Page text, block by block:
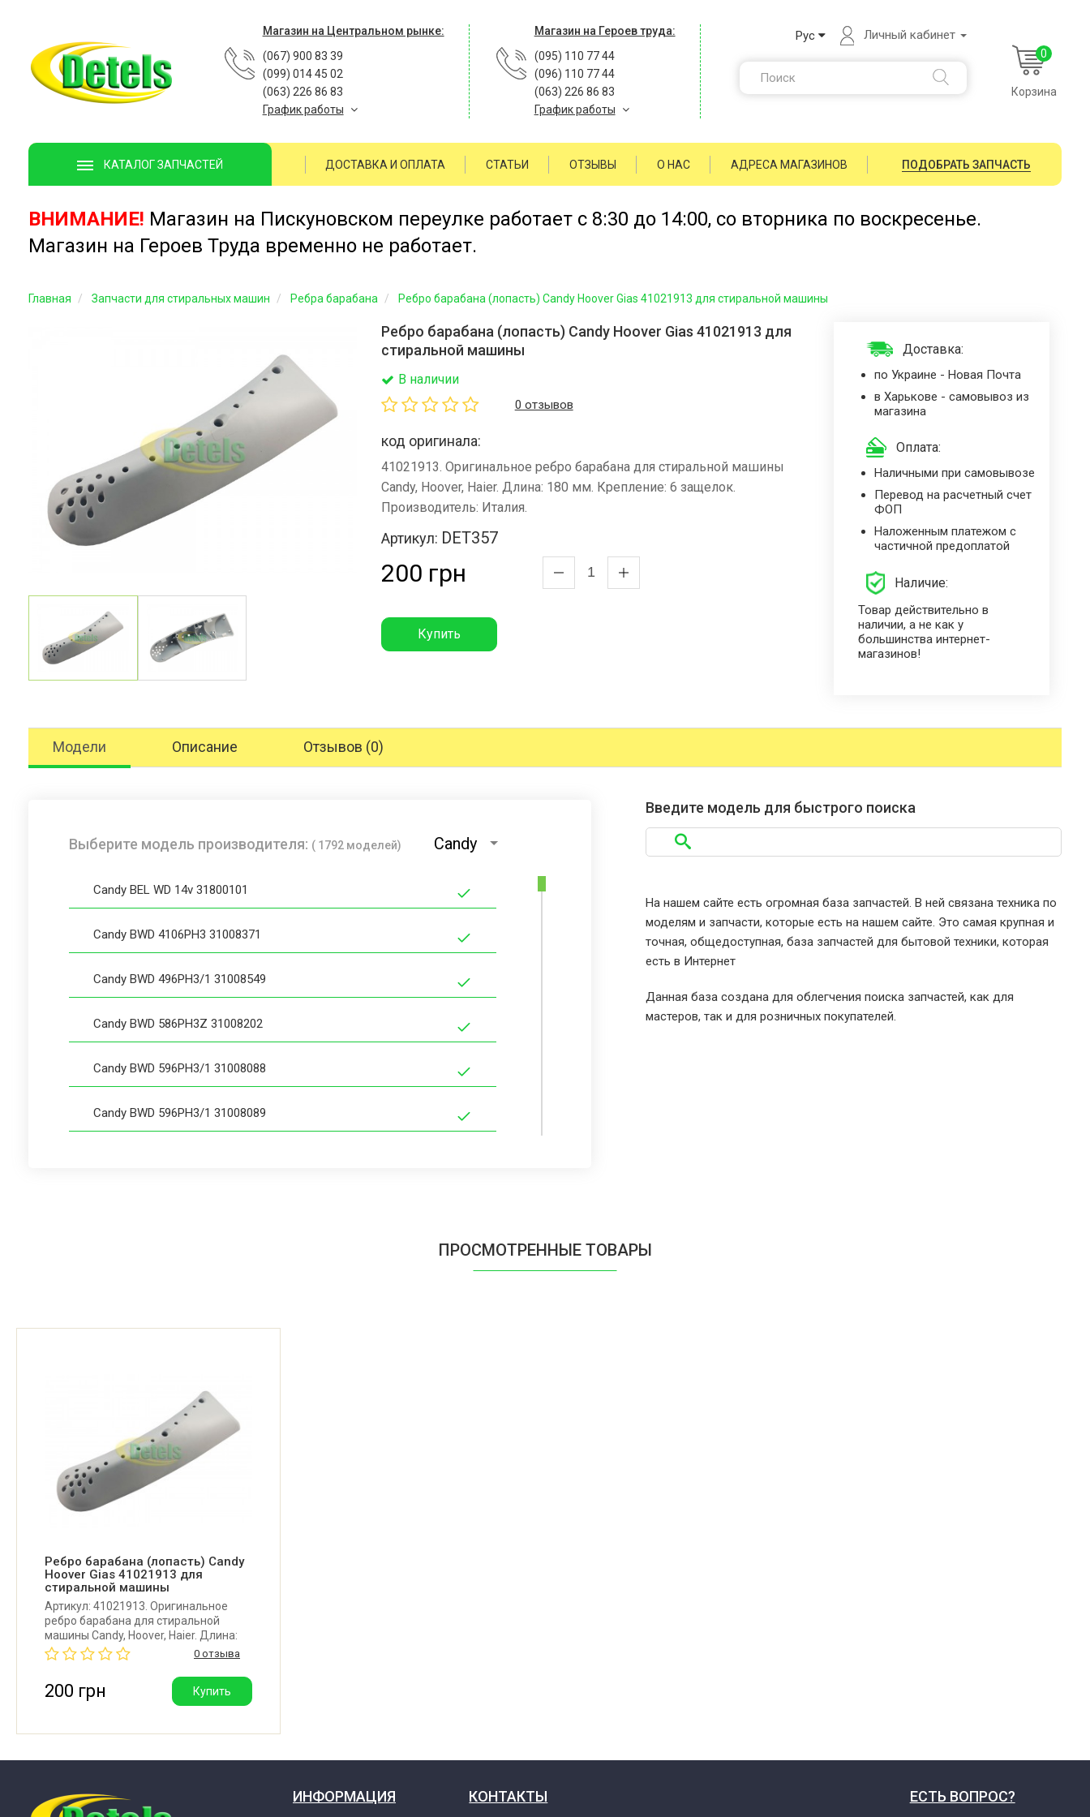
Магазин на Центральном рынке:
(067) 900 83 39
(099) 014 45 02
(063) 226 86 83
График работы
Магазин на Героев труда:
(095) 110 77 44
(096) 110 77 44
(063) 226 86 83
График работы
Рус Личный кабинет
0
Корзина
КАТАЛОГ ЗАПЧАСТЕЙ ДОСТАВКА И ОПЛАТА СТАТЬИ ОТЗЫВЫ О НАС АДРЕСА МАГАЗИНОВ ПОДОБРАТЬ ЗАПЧАСТЬ
ВНИМАНИЕ! Магазин на Пискуновском переулке работает с 8:30 до 14:00, со вторника по воскресенье.
Магазин на Героев Труда временно не работает.
Главная Запчасти для стиральных машин Ребра барабана Ребро барабана (лопасть) Candy Hoover Gias 41021913 для стиральной машины
Ребро барабана (лопасть) Candy Hoover Gias 41021913 для
стиральной машины
В наличии
0 отзывов
код оригинала:
41021913. Оригинальное ребро барабана для стиральной машины
Candy, Hoover, Haier. Длина: 180 мм. Крепление: 6 защелок.
Производитель: Италия.
Артикул: DET357
200 грн
Купить
Доставка:
по Украине - Новая Почта
в Харькове - самовывоз из
магазина
Оплата:
Наличными при самовывозе
Перевод на расчетный счет
ФОП
Наложенным платежом с
частичной предоплатой
Наличие:
Товар действительно в
наличии, а не как у
большинства интернет-
магазинов!
Модели Описание Отзывов (0)
Выберите модель производителя: ( 1792 моделей) Candy
Candy BEL WD 14v 31800101
Candy BWD 4106PH3 31008371
Candy BWD 496PH3/1 31008549
Candy BWD 586PH3Z 31008202
Candy BWD 596PH3/1 31008088
Candy BWD 596PH3/1 31008089
Candy BWM 14105PH7 31008437
Candy BWM 14105PH7-AL 31010774
Candy BWM 14105PHR 31008478
Candy BWM 14105PHR7-AL 31010775
Candy BWM 1410PH7 31008086
Candy BWM 1410PH7 31008092
Candy BWM 1410PH7B 31008090
Candy BWM 1410PH7R 31008091
Введите модель для быстрого поиска
На нашем сайте есть огромная база запчастей. В ней связана техника по
моделям и запчасти, которые есть на нашем сайте. Это самая крупная и
точная, общедоступная, база запчастей для бытовой техники, которая
есть в Интернет
Данная база создана для облегчения поиска запчастей, как для
мастеров, так и для розничных покупателей.
ПРОСМОТРЕННЫЕ ТОВАРЫ
Ребро барабана (лопасть) Candy
Hoover Gias 41021913 для
стиральной машины
Артикул: 41021913. Оригинальное
ребро барабана для стиральной
машины Candy, Hoover, Haier. Длина:
180 мм. Крепление: 6 защелок.
Производитель: Италия.
0 отзыва
200 грн Купить
ИНФОРМАЦИЯ КОНТАКТЫ ЕСТЬ ВОПРОС?